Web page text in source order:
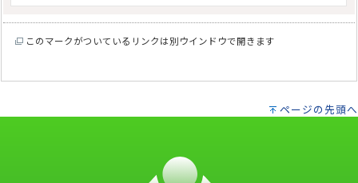
このマークがついているリンクは別ウインドウで開きます
ページの先頭へ